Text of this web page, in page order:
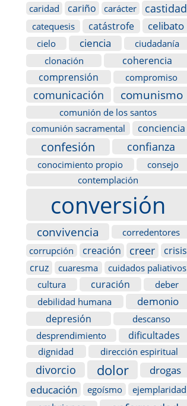
caridad cariño carácter castidad
catequesis catástrofe celibato
cielo ciencia
ciudadanía
clonación
coherencia
comprensión
compromiso
comunicación comunismo
comunión de los santos
comunión sacramental
conciencia
confesión confianza
conocimiento propio
consejo
contemplación
conversión
convivencia
corredentores
corrupción
creación creer
crisis
cruz
cuaresma
cuidados paliativos
cultura
curación
deber
debilidad humana
demonio
depresión
descanso
desprendimiento
dificultades
dignidad dirección espiritual
divorcio dolor
drogas
educación
egoísmo ejemplaridad